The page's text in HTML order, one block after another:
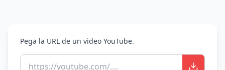
Pega la URL de un video YouTube.
https://youtube.com/....